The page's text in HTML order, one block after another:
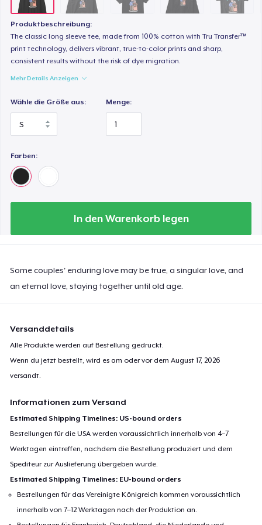
Produktbeschreibung:
The classic long sleeve tee, made from 100% cotton with Tru Transfer™
print technology, delivers vibrant, true-to-color prints and sharp,
consistent results without the risk of dye migration.
Mehr Details Anzeigen
Wähle die Größe aus: Menge:
Farben:
In den Warenkorb legen
Some couples' enduring love may be true, a singular love, and
an eternal love, staying together until old age.
Versanddetails
Alle Produkte werden auf Bestellung gedruckt.
Wenn du jetzt bestellt, wird es am oder vor demAugust 17, 2026
versandt.
Informationen zum Versand
Estimated Shipping Timelines: US-bound orders
Bestellungen für die USA werden voraussichtlich innerhalb von 4–7
Werktagen eintreffen, nachdem die Bestellung produziert und dem
Spediteur zur Auslieferung übergeben wurde.
Estimated Shipping Timelines: EU-bound orders
Bestellungen für das Vereinigte Königreich kommen voraussichtlich
innerhalb von 7–12 Werktagen nach der Produktion an.
44,99 $
Tru transfer Printed Premium Tee
29,99 $
Tru Transfer Printed Classic Tee
40,99 $
Tru Transfer Printed Unisex Premium Hoodie
30,99 $